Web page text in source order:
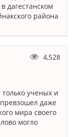
дагестанском
района
4,528
ученых и
даже
мира своего
могло